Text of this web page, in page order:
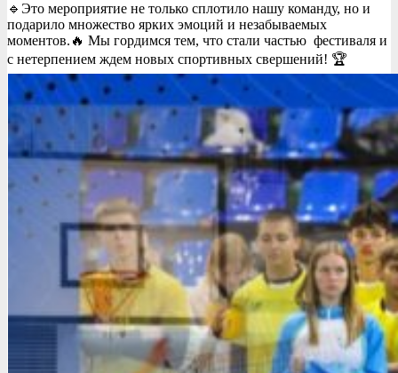
🔹️Это мероприятие не только сплотило нашу команду, но и
подарило множество ярких эмоций и незабываемых
моментов.🔥 Мы гордимся тем, что стали частью фестиваля и
с нетерпением ждем новых спортивных свершений! 🏆